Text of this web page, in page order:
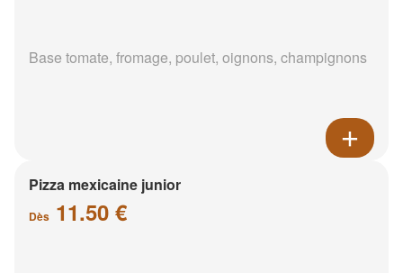
Base tomate, fromage, poulet, oignons, champignons
Pizza mexicaine junior
Dès 11.50 €